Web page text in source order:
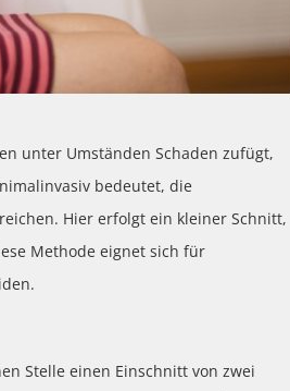
unter Umständen Schaden zufügt,
bedeutet, die
Hier erfolgt ein kleiner Schnitt,
Methode eignet sich für
Stelle einen Einschnitt von zwei